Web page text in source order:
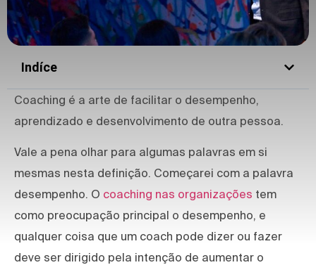
Indíce
Coaching é a arte de facilitar o desempenho,
aprendizado e desenvolvimento de outra pessoa.
Vale a pena olhar para algumas palavras em si
mesmas nesta definição. Começarei com a palavra
desempenho. O coaching nas organizações tem
como preocupação principal o desempenho, e
qualquer coisa que um coach pode dizer ou fazer
deve ser dirigido pela intenção de aumentar o